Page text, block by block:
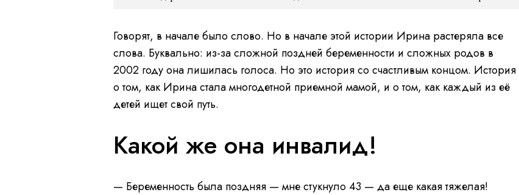
Говорят, в начале было слово. Но в начале этой истории Ирина растеряла все
слова. Буквально: из-за сложной поздней беременности и сложных родов в
2002 году она лишилась голоса. Но это история со счастливым концом. История
о том, как Ирина стала многодетной приемной мамой, и о том, как каждый из её
детей ищет свой путь.
Какой же она инвалид!
— Беременность была поздняя — мне стукнуло 43 — да еще какая тяжелая!